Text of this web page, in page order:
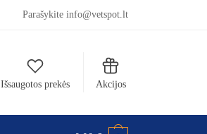
Parašykite info@vetspot.lt
Išsaugotos prekės Akcijos